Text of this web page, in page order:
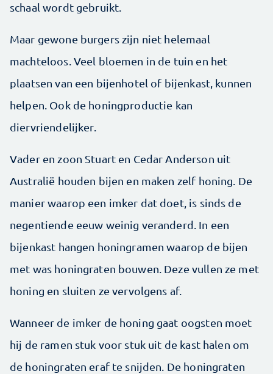
schaal wordt gebruikt.
Maar gewone burgers zijn niet helemaal
machteloos. Veel bloemen in de tuin en het
plaatsen van een bijenhotel of bijenkast, kunnen
helpen. Ook de honingproductie kan
diervriendelijker.
Vader en zoon Stuart en Cedar Anderson uit
Australië houden bijen en maken zelf honing. De
manier waarop een imker dat doet, is sinds de
negentiende eeuw weinig veranderd. In een
bijenkast hangen honingramen waarop de bijen
met was honingraten bouwen. Deze vullen ze met
honing en sluiten ze vervolgens af.
Wanneer de imker de honing gaat oogsten moet
hij de ramen stuk voor stuk uit de kast halen om
de honingraten eraf te snijden. De honingraten